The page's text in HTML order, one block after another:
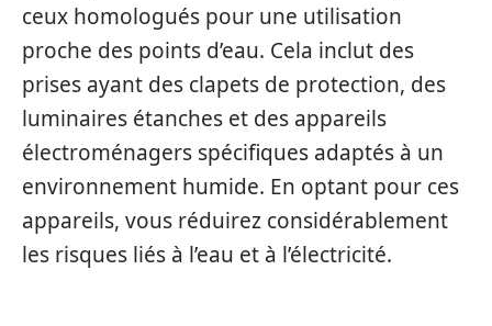
ceux homologués pour une utilisation
proche des points d’eau. Cela inclut des
prises ayant des clapets de protection, des
luminaires étanches et des appareils
électroménagers spécifiques adaptés à un
environnement humide. En optant pour ces
appareils, vous réduirez considérablement
les risques liés à l’eau et à l’électricité.